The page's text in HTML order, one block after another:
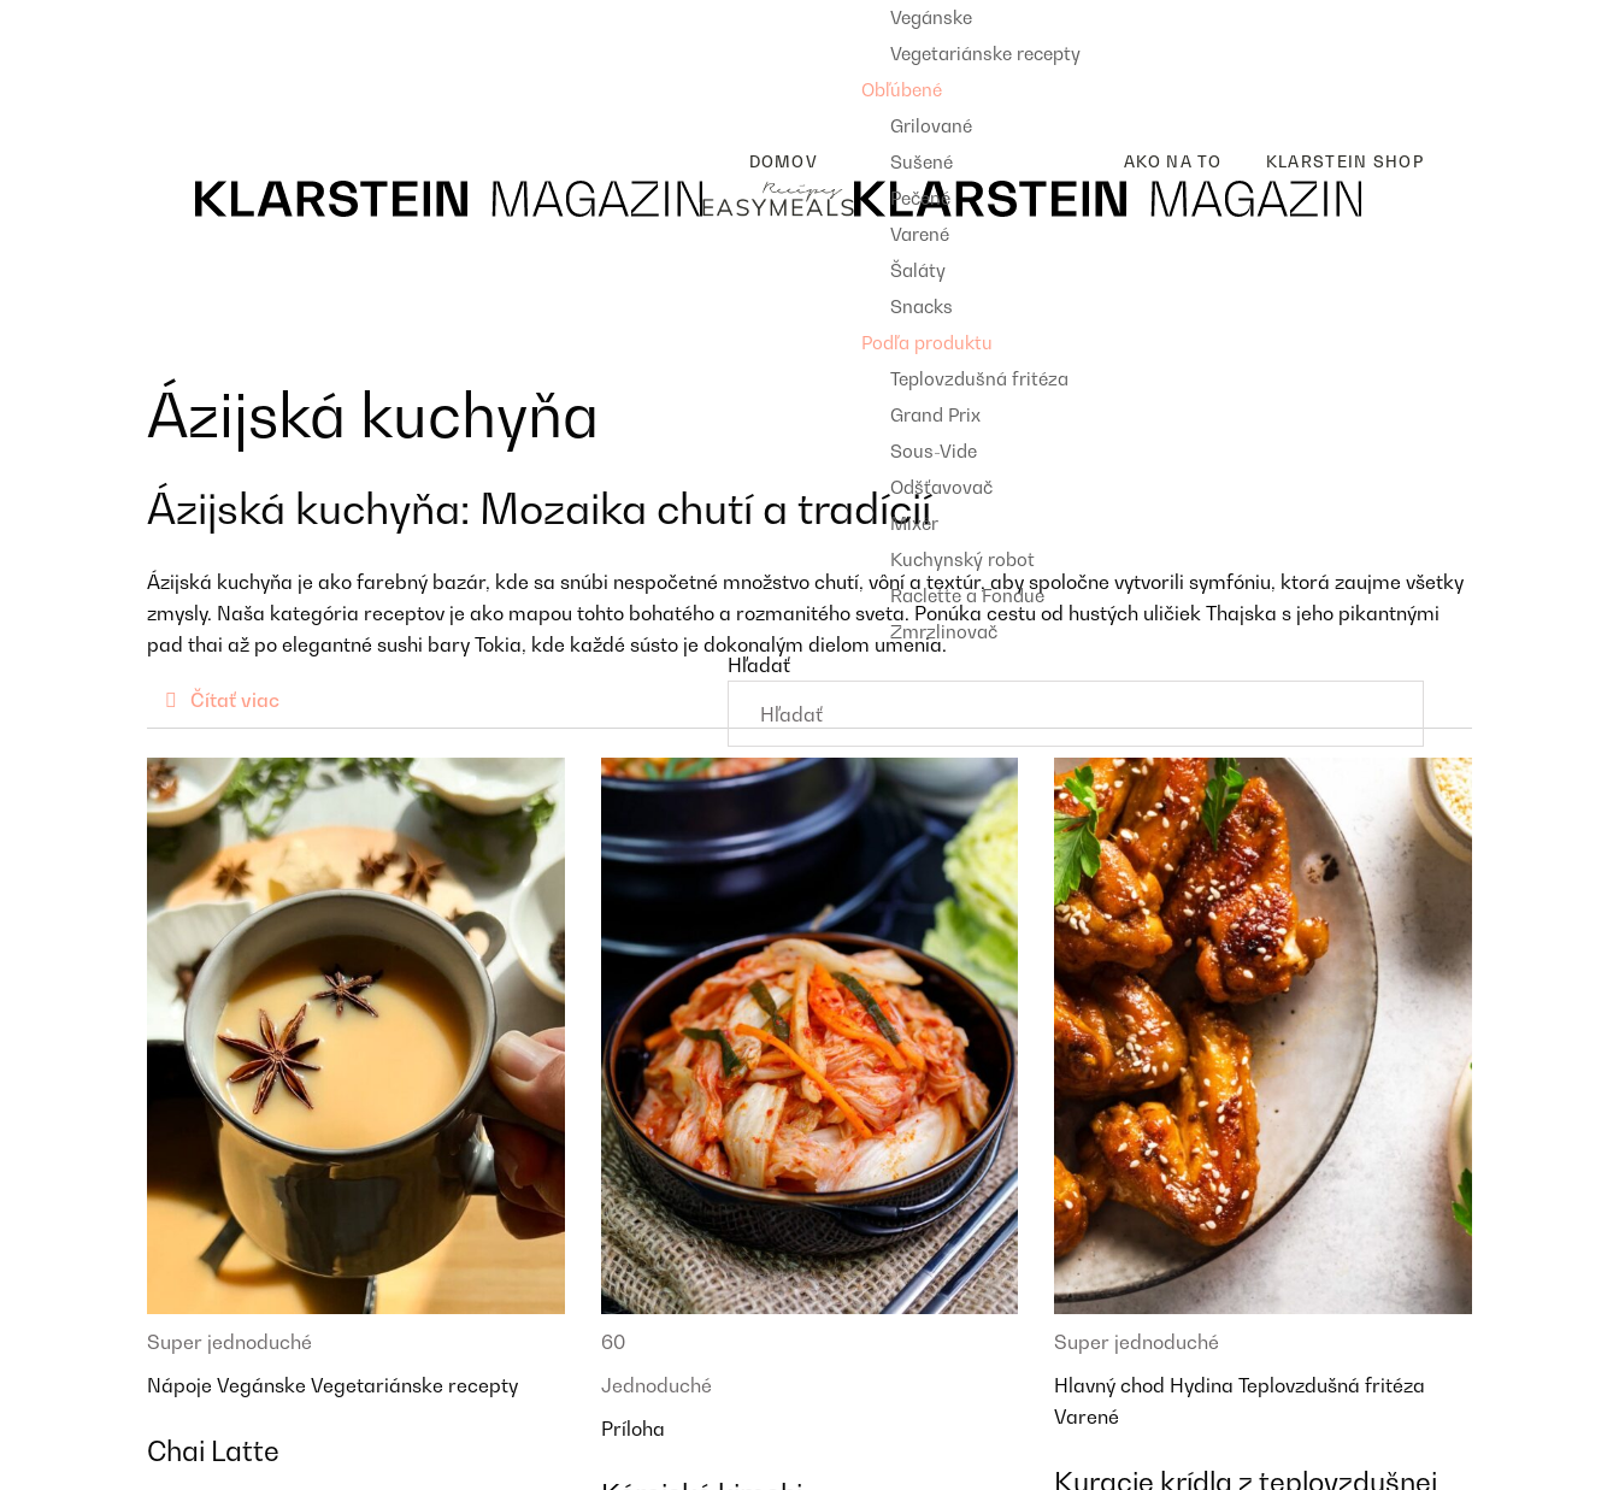
DOMOV
Vegánske
Vegetariánske recepty
Obľúbené
Grilované
Sušené
Pečené
Varené
Šaláty
Snacks
Podľa produktu
Teplovzdušná fritéza
Grand Prix
Sous-Vide
Odšťavovač
Mixér
Kuchynský robot
Raclette a Fondue
Zmrzlinovač
AKO NA TO KLARSTEIN SHOP
Hľadať
Ázijská kuchyňa
Ázijská kuchyňa: Mozaika chutí a tradícií
Ázijská kuchyňa je ako farebný bazár, kde sa snúbi nespočetné množstvo chutí, vôní a textúr, aby spoločne vytvorili symfóniu, ktorá zaujme všetky
zmysly. Naša kategória receptov je ako mapou tohto bohatého a rozmanitého sveta. Ponúka cestu od hustých uličiek Thajska s jeho pikantnými
pad thai až po elegantné sushi bary Tokia, kde každé sústo je dokonalým dielom umenia.
Čítať viac
Super jednoduché
Nápoje Vegánske Vegetariánske recepty
Chai Latte
60
Jednoduché
Príloha
Super jednoduché
Hlavný chod HydinaTeplovzdušná fritéza
Varené
Kuracie krídla z teplovzdušnej